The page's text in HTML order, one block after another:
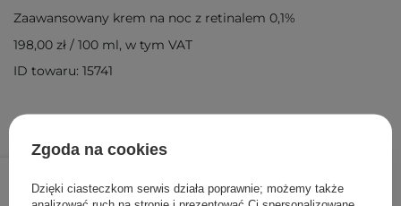
Zaawansowany krem na noc z retinalem 0,1%
198,00 zł / 100 ml, w tym VAT
ID towaru: 15741
Zgoda na cookies
Dzięki ciasteczkom serwis działa poprawnie; możemy także